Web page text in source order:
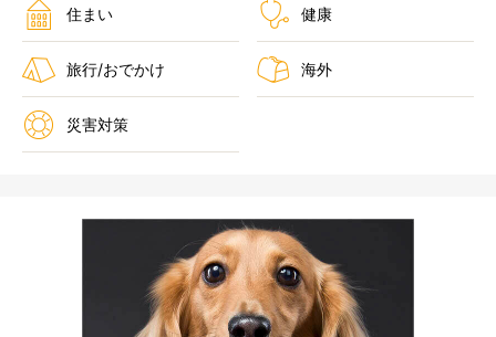
住まい 健康
旅行/おでかけ 海外
災害対策